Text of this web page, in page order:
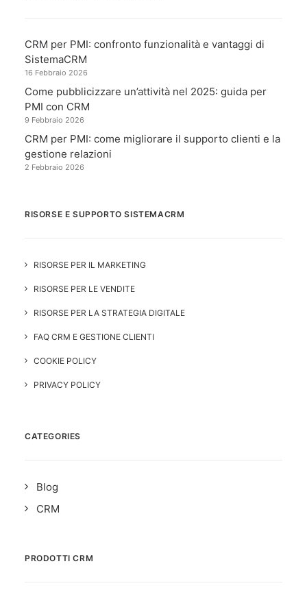
CRM per PMI: confronto funzionalità e vantaggi di
SistemaCRM
16 Febbraio 2026
Come pubblicizzare un’attività nel 2025: guida per
PMI con CRM
9 Febbraio 2026
CRM per PMI: come migliorare il supporto clienti e la
gestione relazioni
2 Febbraio 2026
RISORSE E SUPPORTO SISTEMACRM
RISORSE PER IL MARKETING
RISORSE PER LE VENDITE
RISORSE PER LA STRATEGIA DIGITALE
FAQ CRM E GESTIONE CLIENTI
COOKIE POLICY
PRIVACY POLICY
CATEGORIES
Blog
CRM
PRODOTTI CRM